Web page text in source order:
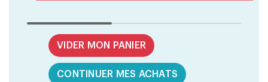
VIDER MON PANIER
CONTINUER MES ACHATS